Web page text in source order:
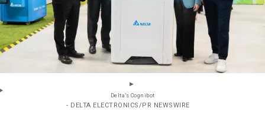
Delta’s Cognibot
- DELTA ELECTRONICS/PR NEWSWIRE